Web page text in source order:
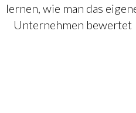
lernen, wie man das
Unternehmen bewertet